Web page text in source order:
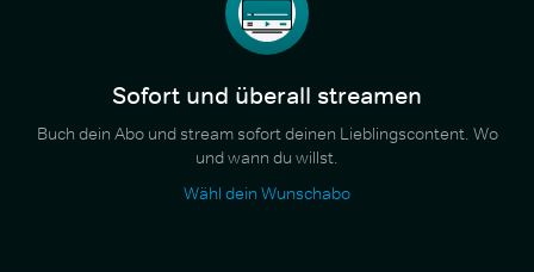
Sofort und überall streamen
Buch dein Abo und stream sofort deinen Lieblingscontent. Wo
und wann du willst.
Wähl dein Wunschabo